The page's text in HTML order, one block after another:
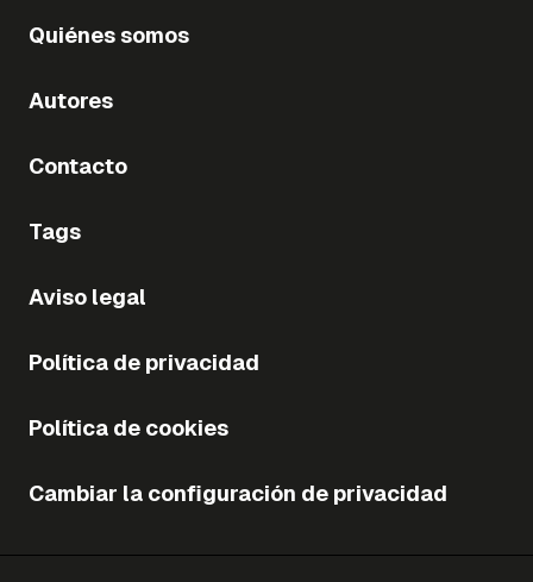
Quiénes somos
Autores
Contacto
Tags
Aviso legal
Política de privacidad
Política de cookies
Cambiar la configuración de privacidad